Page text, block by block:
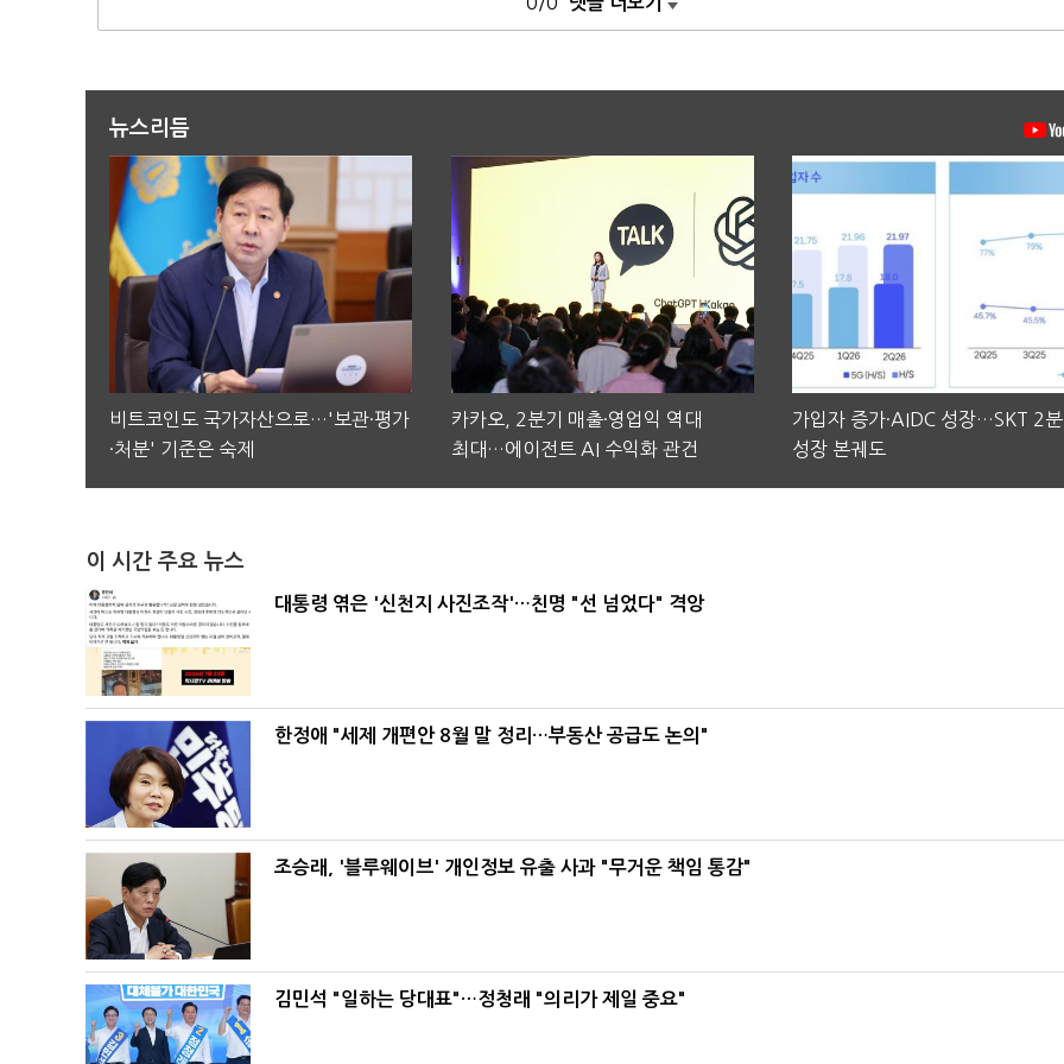
뉴스리듬
비트코인도 국가자산으로…'보관·평가
·처분' 기준은 숙제
카카오, 2분기 매출·영업익 역대
최대…에이전트 AI 수익화 관건
가입자 증가·AIDC 성장…SKT 2
성장 본궤도
이 시간 주요 뉴스
대통령 엮은 '신천지 사진조작'…친명 "선 넘었다" 격앙
한정애 "세제 개편안 8월 말 정리…부동산 공급도 논의"
조승래, '블루웨이브' 개인정보 유출 사과 "무거운 책임 통감"
김민석 "일하는 당대표"…정청래 "의리가 제일 중요"